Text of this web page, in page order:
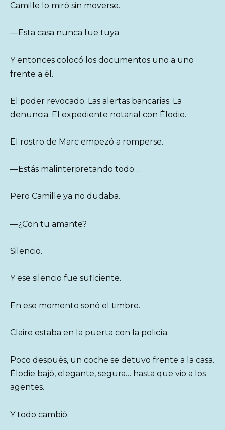
Camille lo miró sin moverse.
—Esta casa nunca fue tuya.
Y entonces colocó los documentos uno a uno
frente a él.
El poder revocado. Las alertas bancarias. La
denuncia. El expediente notarial con Élodie.
El rostro de Marc empezó a romperse.
—Estás malinterpretando todo…
Pero Camille ya no dudaba.
—¿Con tu amante?
Silencio.
Y ese silencio fue suficiente.
En ese momento sonó el timbre.
Claire estaba en la puerta con la policía.
Poco después, un coche se detuvo frente a la casa.
Élodie bajó, elegante, segura… hasta que vio a los
agentes.
Y todo cambió.